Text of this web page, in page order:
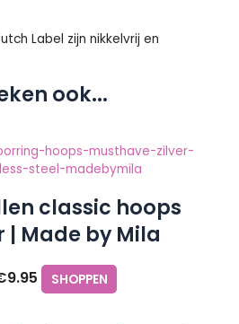
Label zijn nikkelvrij en
ook...
classic hoops
| Made by Mila
9.95 SHOPPEN